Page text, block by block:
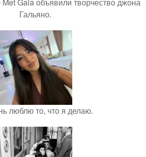
Gala объявили творчество джона
Гальяно.
люблю то, что я делаю.